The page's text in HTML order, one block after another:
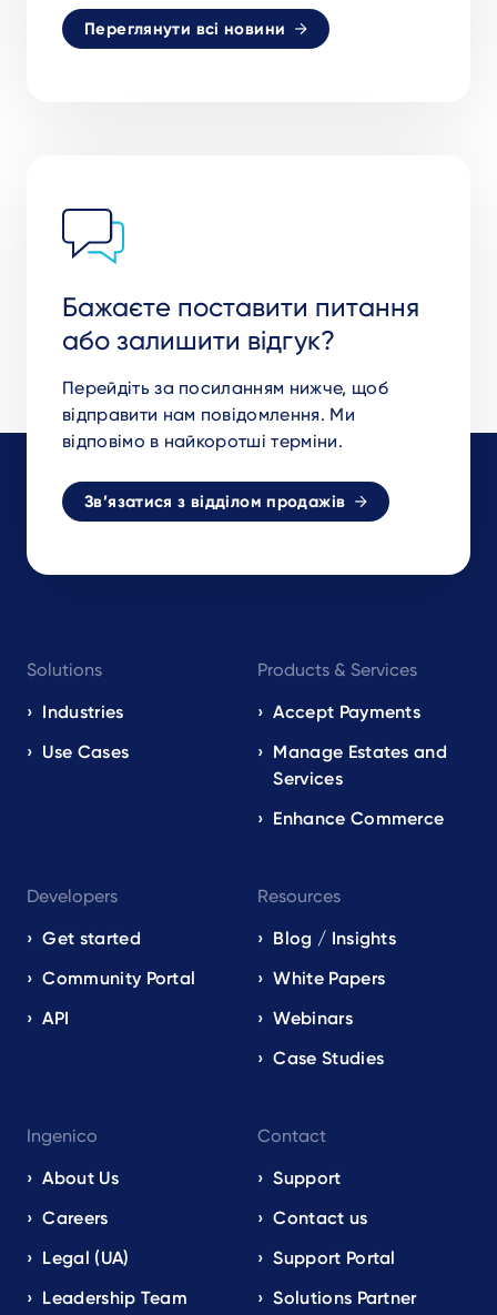
Переглянути всі новини
Бажаєте поставити питання
або залишити відгук?
Перейдіть за посиланням нижче, щоб
відправити нам повідомлення. Ми
відповімо в найкоротші терміни.
Зв’язатися з відділом продажів
navigation
EN
Solutions
Industries
Use Cases
Products & Services
Accept Payments
Manage Estates and
Services
Enhance Commerce
Developers
Get started
Community Portal
API
Resources
Blog / Insights
White Papers
Webinars
Case Studies
Ingenico
About Us
Careers
Legal (UA)
Leadership Team
Contact
Support
Contact us
Support Portal
Solutions Partner